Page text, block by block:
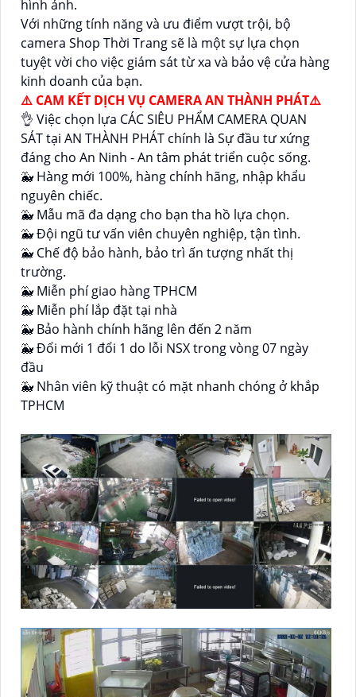
hình ảnh.
Với những tính năng và ưu điểm vượt trội, bộ
camera Shop Thời Trang sẽ là một sự lựa chọn
tuyệt vời cho việc giám sát từ xa và bảo vệ cửa hàng
kinh doanh của bạn.
⚠️ CAM KẾT DỊCH VỤ CAMERA AN THÀNH PHÁT⚠️
👌 Việc chọn lựa CÁC SIÊU PHẨM CAMERA QUAN
SÁT tại AN THÀNH PHÁT chính là Sự đầu tư xứng
đáng cho An Ninh - An tâm phát triển cuộc sống.
🐳 Hàng mới 100%, hàng chính hãng, nhập khẩu
nguyên chiếc.
🐳 Mẫu mã đa dạng cho bạn tha hồ lựa chọn.
🐳 Đội ngũ tư vấn viên chuyên nghiệp, tận tình.
🐳 Chế độ bảo hành, bảo trì ấn tượng nhất thị
trường.
🐳 Miễn phí giao hàng TPHCM
🐳 Miễn phí lắp đặt tại nhà
🐳 Bảo hành chính hãng lên đến 2 năm
🐳 Đổi mới 1 đổi 1 do lỗi NSX trong vòng 07 ngày
đầu
🐳 Nhân viên kỹ thuật có mặt nhanh chóng ở khắp
TPHCM